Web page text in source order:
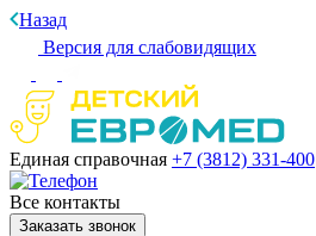
Назад
Версия для слабовидящих
Единая справочная +7 (3812) 331-400
Все контакты
Заказать звонок